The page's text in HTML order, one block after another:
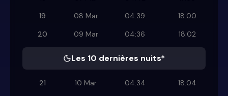
19
08 Mar 04:39
18:00
20
09 Mar 04:36 18:02
Les 10 dernières nuits*
21 10 Mar 04:34
18:04